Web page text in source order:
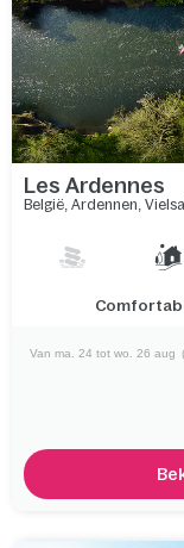
Les Ardennes
België, Ardennen,
Verken heuvels,
Van ma. 24 tot wo. 26 aug